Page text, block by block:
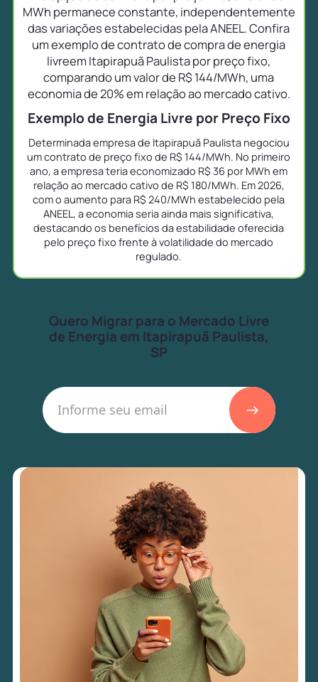
MWh permanece constante, independentemente
das variações estabelecidas pela ANEEL. Confira
um exemplo de contrato de compra de energia
livreem Itapirapuã Paulista por preço fixo,
comparando um valor de R$ 144/MWh, uma
economia de 20% em relação ao mercado cativo.
Exemplo de Energia Livre por Preço Fixo
Determinada empresa de Itapirapuã Paulista negociou
um contrato de preço fixo de R$ 144/MWh. No primeiro
ano, a empresa teria economizado R$ 36 por MWh em
relação ao mercado cativo de R$ 180/MWh. Em 2026,
com o aumento para R$ 240/MWh estabelecido pela
ANEEL, a economia seria ainda mais significativa,
destacando os benefícios da estabilidade oferecida
pelo preço fixo frente à volatilidade do mercado
regulado.
Quero Migrar para o Mercado Livre
de Energia em Itapirapuã Paulista,
SP